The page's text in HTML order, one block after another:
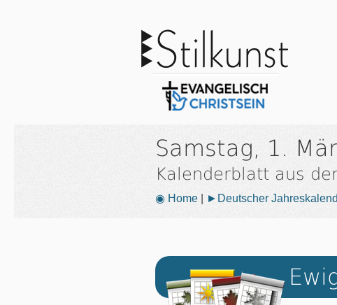
Samstag, 1.
Kalenderblatt aus
◉ Home ►Deutscher